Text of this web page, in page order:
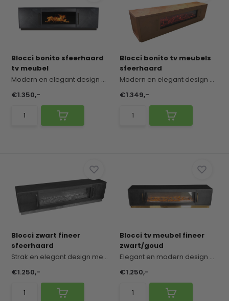
Blocci bonito sfeerhaard
tv meubel
Modern en elegant design dat warmte en stijl com...
€1.350,-
Blocci bonito tv meubels
sfeerhaard
Modern en elegant design dat functionaliteit en ...
€1.349,-
Blocci zwart fineer
sfeerhaard
Strak en elegant design met een warme, chique ui...
€1.250,-
Blocci tv meubel fineer
zwart/goud
Elegant en modern design met een exclusieve, hot...
€1.250,-